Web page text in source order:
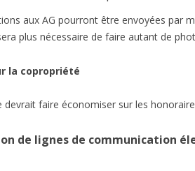
aux AG pourront être envoyées par
plus nécessaire de faire autant de
la copropriété
devrait faire économiser sur les
de lignes de communication